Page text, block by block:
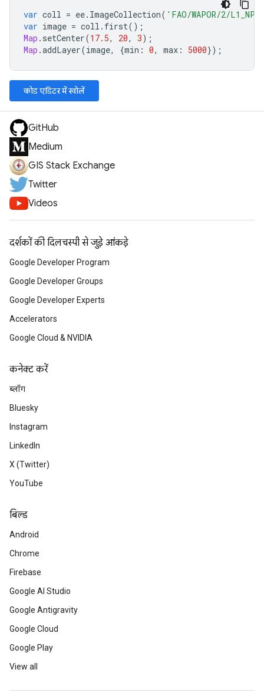
var coll = ee. ImageCollection( 'FAO/WAPOR/2/
var image = coll . first();
Map . setCenter(17.5, 20, 3);
Map .addLayer(image, {min : 0, max : 5000});
कोड एडिटर में खोलें
GitHub
Medium
GIS Stack Exchange
Twitter
Videos
दर्शकों की दिलचस्पी से जुड़े आंकड़े
Google Developer Program
Google Developer Groups
Google Developer Experts
Accelerators
Google Cloud & NVIDIA
कनेक्ट करें
ब्लॉग
Bluesky
Instagram
LinkedIn
X (Twitter)
YouTube
बिल्ड
Android
Chrome
Firebase
Google AI Studio
Google Antigravity
Google Cloud
Google Play
View all